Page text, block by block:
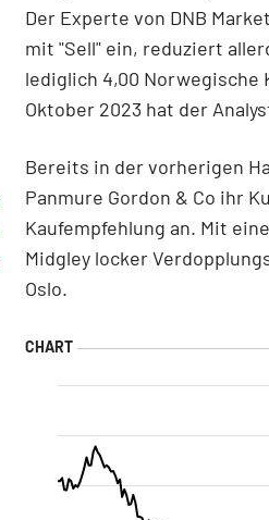
Der Experte von DNB
mit "Sell" ein, reduziert
lediglich 4,00 Norwegische
Oktober 2023 hat der
Bereits in der vorherigen
Panmure Gordon & Co ihr
Kaufempfehlung an. Mit
Midgley locker
Oslo.